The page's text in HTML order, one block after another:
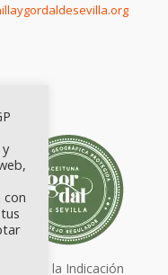
de la Indicación